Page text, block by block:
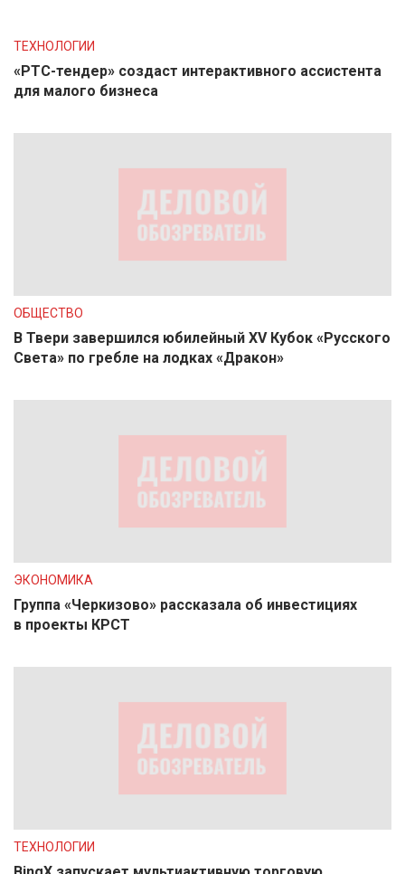
ТЕХНОЛОГИИ
«РТС-тендер» создаст интерактивного ассистента
для малого бизнеса
ОБЩЕСТВО
В Твери завершился юбилейный XV Кубок «Русского
Света» по гребле на лодках «Дракон»
ЭКОНОМИКА
Группа «Черкизово» рассказала об инвестициях
в проекты КРСТ
ТЕХНОЛОГИИ